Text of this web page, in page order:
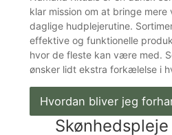
klar mission om at bringe
daglige hudplejerutine.
effektive og funktionelle
hvor de fleste kan være med.
ønsker lidt ekstra forkælelse i
Hvordan bliver jeg